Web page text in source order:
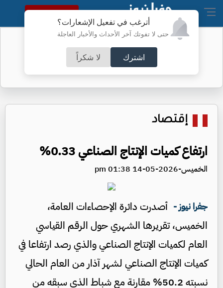
أترغب في تفعيل الإشعارات؟
حتى لا تفوتك آخر الأحداث والأخبار العاجلة
اشترك لا شكراً
النسخة الكاملة
إقتصاد
ارتفاع كميات الإنتاج الصناعي 0.33%
الخميس-2026-05-14 01:38 pm
جفرا نيوز - أصدرت دائرة الإحصاءات العامة،
الخميس، تقريرها الشهري حول الرقم القياسي
العام لكميات الإنتاج الصناعي والذي رصد ارتفاعا في
كميات الإنتاج الصناعي لشهر آذار من العام الحالي
نسبته 50.2% مقارنة مع شباط الذي سبقه من